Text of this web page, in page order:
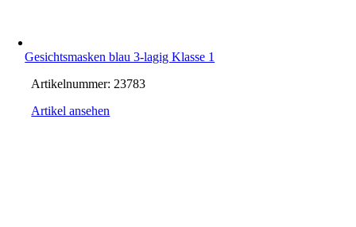
Gesichtsmasken blau 3-lagig Klasse 1
Artikelnummer: 23783
Artikel ansehen